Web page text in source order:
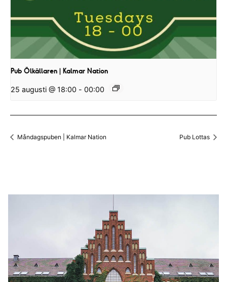
Pub Ölkällaren | Kalmar Nation
25 augusti @ 18:00 - 00:00
Måndagspuben | Kalmar Nation Pub Lottas